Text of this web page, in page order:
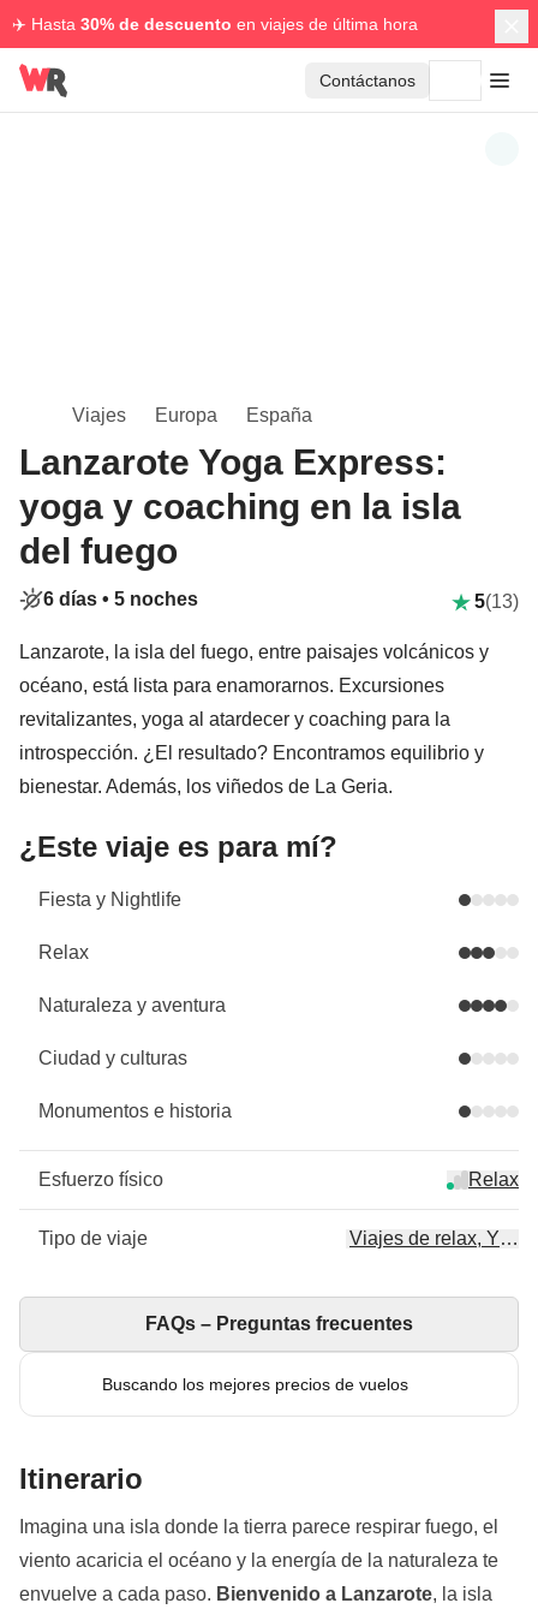
✈️ Hasta 30% de descuento en viajes de última hora
Contáctanos
Viajes Europa España
Lanzarote Yoga Express:
yoga y coaching en la isla
del fuego
6 días • 5 noches 5(13)
Lanzarote, la isla del fuego, entre paisajes volcánicos y
océano, está lista para enamorarnos. Excursiones
revitalizantes, yoga al atardecer y coaching para la
introspección. ¿El resultado? Encontramos equilibrio y
bienestar. Además, los viñedos de La Geria.
¿Este viaje es para mí?
Fiesta y Nightlife
Relax
Naturaleza y aventura
Ciudad y culturas
Monumentos e historia
Esfuerzo físico Relax
Tipo de viaje Viajes de relax, Yoga
Buscando los mejores precios de vuelos
FAQs – Preguntas frecuentes
Itinerario
Imagina una isla donde la tierra parece respirar fuego, el
viento acaricia el océano y la energía de la naturaleza te
envuelve a cada paso. Bienvenido a Lanzarote, la isla